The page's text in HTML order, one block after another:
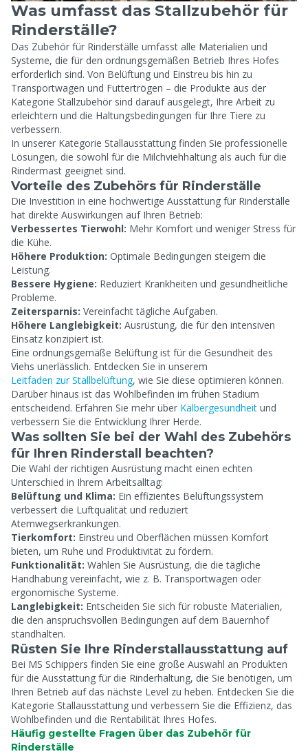
Was umfasst das Stallzubehör für
Rinderställe?
Das Zubehör für Rinderställe umfasst alle Materialien und
Systeme, die für den ordnungsgemäßen Betrieb Ihres Hofes
erforderlich sind. Von Belüftung und Einstreu bis hin zu
Transportwagen und Futtertrögen – die Produkte aus der
Kategorie Stallzubehör sind darauf ausgelegt, Ihre Arbeit zu
erleichtern und die Haltungsbedingungen für Ihre Tiere zu
verbessern.
In unserer Kategorie Stallausstattung finden Sie professionelle
Lösungen, die sowohl für die Milchviehhaltung als auch für die
Rindermast geeignet sind.
Vorteile des Zubehörs für Rinderställe
Die Investition in eine hochwertige Ausstattung für Rinderställe
hat direkte Auswirkungen auf Ihren Betrieb:
Verbessertes Tierwohl: Mehr Komfort und weniger Stress für
die Kühe.
Höhere Produktion: Optimale Bedingungen steigern die
Leistung.
Bessere Hygiene: Reduziert Krankheiten und gesundheitliche
Probleme.
Zeitersparnis: Vereinfacht tägliche Aufgaben.
Höhere Langlebigkeit: Ausrüstung, die für den intensiven
Einsatz konzipiert ist.
Eine ordnungsgemäße Belüftung ist für die Gesundheit des
Viehs unerlässlich. Entdecken Sie in unserem
Leitfaden zur Stallbelüftung, wie Sie diese optimieren können.
Darüber hinaus ist das Wohlbefinden im frühen Stadium
entscheidend. Erfahren Sie mehr über Kälbergesundheit und
verbessern Sie die Entwicklung Ihrer Herde.
Was sollten Sie bei der Wahl des Zubehörs
für Ihren Rinderstall beachten?
Die Wahl der richtigen Ausrüstung macht einen echten
Unterschied in Ihrem Arbeitsalltag:
Belüftung und Klima: Ein effizientes Belüftungssystem
verbessert die Luftqualität und reduziert
Atemwegserkrankungen.
Tierkomfort: Einstreu und Oberflächen müssen Komfort
bieten, um Ruhe und Produktivität zu fördern.
Funktionalität: Wählen Sie Ausrüstung, die die tägliche
Handhabung vereinfacht, wie z. B. Transportwagen oder
ergonomische Systeme.
Langlebigkeit: Entscheiden Sie sich für robuste Materialien,
die den anspruchsvollen Bedingungen auf dem Bauernhof
standhalten.
Rüsten Sie Ihre Rinderstallausstattung auf
Bei MS Schippers finden Sie eine große Auswahl an Produkten
für die Ausstattung für die Rinderhaltung, die Sie benötigen, um
Ihren Betrieb auf das nächste Level zu heben. Entdecken Sie die
Kategorie Stallausstattung und verbessern Sie die Effizienz, das
Wohlbefinden und die Rentabilität Ihres Hofes.
Häufig gestellte Fragen über das Zubehör für
Rinderställe